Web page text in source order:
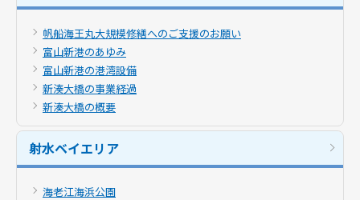
帆船海王丸大規模修繕へのご支援のお願い
富山新港のあゆみ
富山新港の港湾設備
新湊大橋の事業経過
新湊大橋の概要
射水ベイエリア
海老江海浜公園